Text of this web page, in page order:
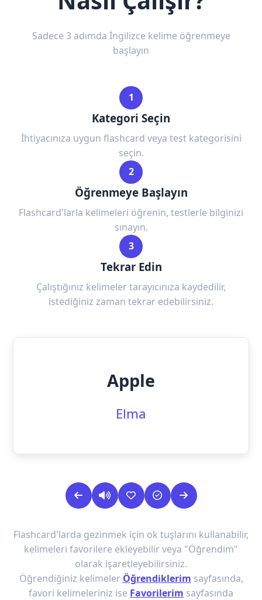
Sadece 3 adımda İngilizce kelime öğrenmeye
başlayın
1
Kategori Seçin
İhtiyacınıza uygun flashcard veya test kategorisini
seçin.
2
Öğrenmeye Başlayın
Flashcard'larla kelimeleri öğrenin, testlerle bilginizi
sınayın.
3
Tekrar Edin
Çalıştığınız kelimeler tarayıcınıza kaydedilir,
istediğiniz zaman tekrar edebilirsiniz.
Apple
Elma
Flashcard'larda gezinmek için ok tuşlarını kullanabilir,
kelimeleri favorilere ekleyebilir veya "Öğrendim"
olarak işaretleyebilirsiniz.
Öğrendiğiniz kelimeler Öğrendiklerim sayfasında,
favori kelimeleriniz ise Favorilerim sayfasında